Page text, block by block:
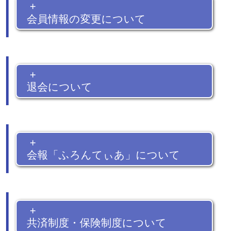
+
会員情報の変更について
+
退会について
+
会報「ふろんてぃあ」について
+
共済制度・保険制度について